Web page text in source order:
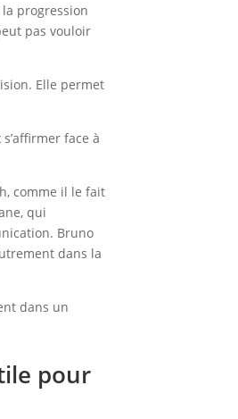
progression
pas vouloir
Elle permet
face à
comme il le fait
qui
Bruno
dans la
dans un
pour